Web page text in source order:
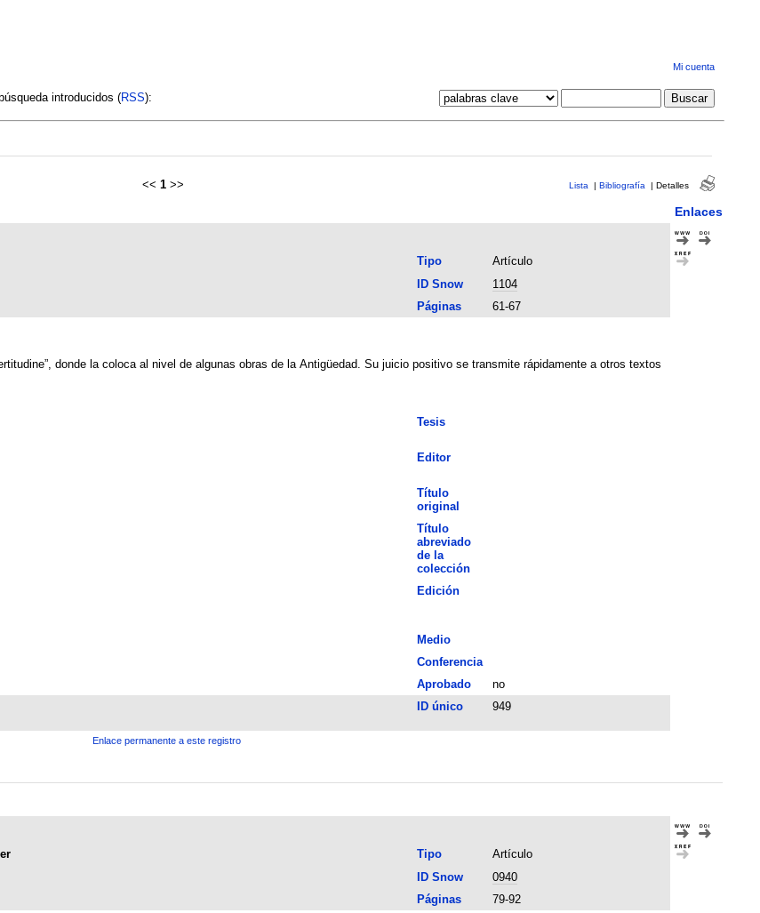
Mi cuenta
introducidos (RSS):
<< 1 >> Lista | Bibliografía | Detalles
Enlaces
Tipo
Artículo
ID Snow
1104
Páginas
61-67
donde la coloca al nivel de algunas obras de la Antigüedad. Su juicio positivo se transmite rápidamente a otros textos
Tesis
Editor
Título
original
Título
abreviado
de la
colección
Edición
Medio
Conferencia
Aprobado
no
ID único 949
Enlace permanente a este registro
Tipo
Artículo
ID Snow
0940
Páginas
79-92